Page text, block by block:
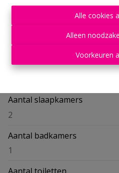
Alle cookies
Alleen
Voorkeuren
Delen
Aantal slaapkamers
2
Aantal badkamers
1